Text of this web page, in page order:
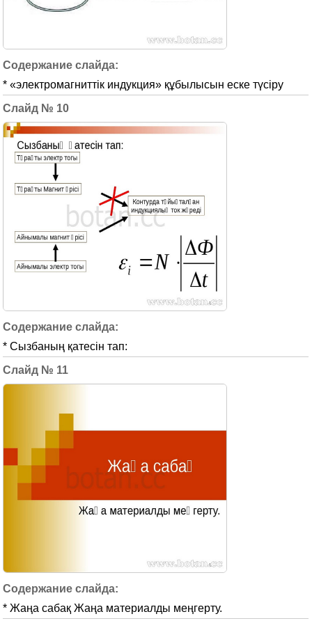
* «электромагниттік индукция» құбылысын еске түсіру
10
* Сызбаның қатесін тап:
11
* Жаңа сабақ Жаңа материалды меңгерту.